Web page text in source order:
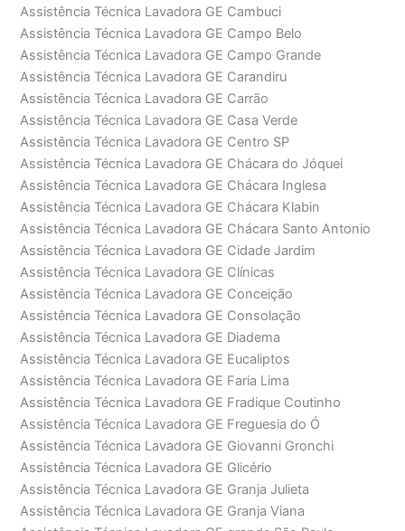
Assistência Técnica Lavadora GE Cambuci
Assistência Técnica Lavadora GE Campo Belo
Assistência Técnica Lavadora GE Campo Grande
Assistência Técnica Lavadora GE Carandiru
Assistência Técnica Lavadora GE Carrão
Assistência Técnica Lavadora GE Casa Verde
Assistência Técnica Lavadora GE Centro SP
Assistência Técnica Lavadora GE Chácara do Jóquei
Assistência Técnica Lavadora GE Chácara Inglesa
Assistência Técnica Lavadora GE Chácara Klabin
Assistência Técnica Lavadora GE Chácara Santo Antonio
Assistência Técnica Lavadora GE Cidade Jardim
Assistência Técnica Lavadora GE Clínicas
Assistência Técnica Lavadora GE Conceição
Assistência Técnica Lavadora GE Consolação
Assistência Técnica Lavadora GE Diadema
Assistência Técnica Lavadora GE Eucaliptos
Assistência Técnica Lavadora GE Faria Lima
Assistência Técnica Lavadora GE Fradique Coutinho
Assistência Técnica Lavadora GE Freguesia do Ó
Assistência Técnica Lavadora GE Giovanni Gronchi
Assistência Técnica Lavadora GE Glicério
Assistência Técnica Lavadora GE Granja Julieta
Assistência Técnica Lavadora GE Granja Viana